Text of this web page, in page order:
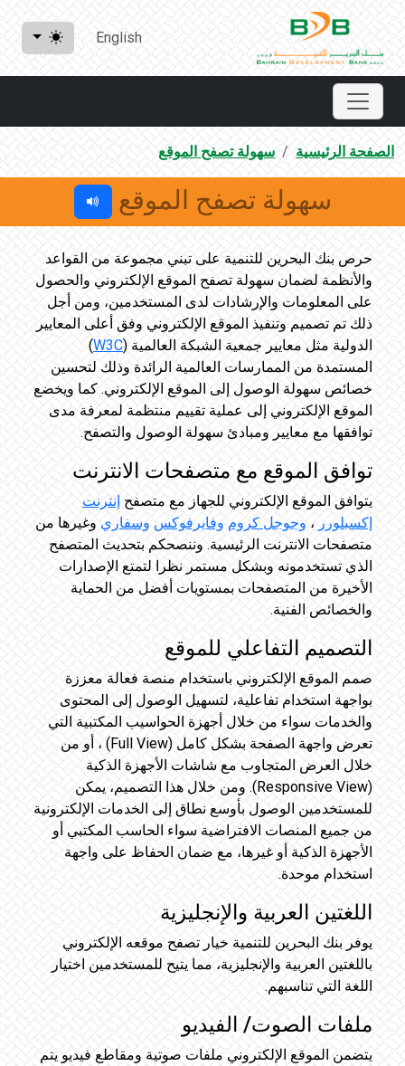
English
الصفحة الرئيسية سهولة تصفح الموقع
سهولة تصفح الموقع
حرص بنك البحرين للتنمية على تبني مجموعة من القواعد
والأنظمة لضمان سهولة تصفح الموقع الإلكتروني والحصول
على المعلومات والإرشادات لدى المستخدمين، ومن أجل
ذلك تم تصميم وتنفيذ الموقع الإلكتروني وفق أعلى المعايير
الدولية مثل معايير جمعية الشبكة العالمية (W3C
)
المستمدة من الممارسات العالمية الرائدة وذلك لتحسين
خصائص سهولة الوصول إلى الموقع الإلكتروني. كما ويخضع
الموقع الإلكتروني إلى عملية تقييم منتظمة لمعرفة مدى
توافقها مع معايير ومبادئ سهولة الوصول والتصفح.
توافق الموقع مع متصفحات الانترنت
يتوافق الموقع الإلكتروني للجهاز مع متصفح إنترنت
إكسبلورر ، وجوجل كروم وفايرفوكس وسفاري وغيرها من
متصفحات الانترنت الرئيسية. وننصحكم بتحديث المتصفح
الذي تستخدمونه وبشكل مستمر نظرا لتمتع الإصدارات
الأخيرة من المتصفحات بمستويات أفضل من الحماية
والخصائص الفنية.
التصميم التفاعلي للموقع
صمم الموقع الإلكتروني باستخدام منصة فعالة معززة
بواجهة استخدام تفاعلية، لتسهيل الوصول إلى المحتوى
والخدمات سواء من خلال أجهزة الحواسيب المكتبية التي
تعرض واجهة الصفحة بشكل كامل (Full View) ، أو من
خلال العرض المتجاوب مع شاشات الأجهزة الذكية
(Responsive View). ومن خلال هذا التصميم، يمكن
للمستخدمين الوصول بأوسع نطاق إلى الخدمات الإلكترونية
من جميع المنصات الافتراضية سواء الحاسب المكتبي أو
الأجهزة الذكية أو غيرها، مع ضمان الحفاظ على واجهة
استخدام موحدة.
اللغتين العربية والإنجليزية
يوفر بنك البحرين للتنمية خيار تصفح موقعه الإلكتروني
باللغتين العربية والإنجليزية، مما يتيح للمستخدمين اختيار
اللغة التي تناسبهم.
ملفات الصوت/ الفيديو
يتضمن الموقع الإلكتروني ملفات صوتية ومقاطع فيديو يتم